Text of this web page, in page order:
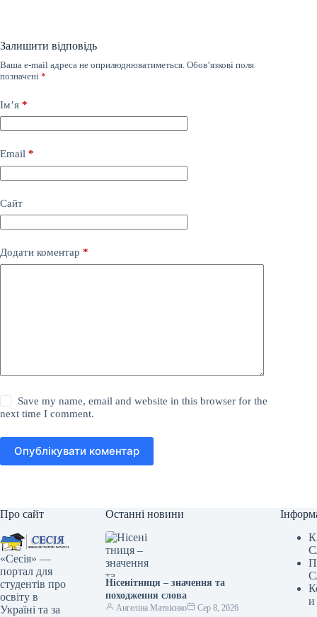
Залишити відповідь
Ваша e-mail адреса не оприлюднюватиметься. Обов’язкові поля
позначені *
Ім’я *
Email *
Сайт
Додати коментар *
Save my name, email and website in this browser for the
next time I comment.
Опублікувати коментар
Про сайт
«Сесія» —
портал для
студентів про
освіту в
Україні та за
Останні новини
Нісенітниця – значення та
походження слова
Ангеліна Матвієнко Сер 8, 2026
и